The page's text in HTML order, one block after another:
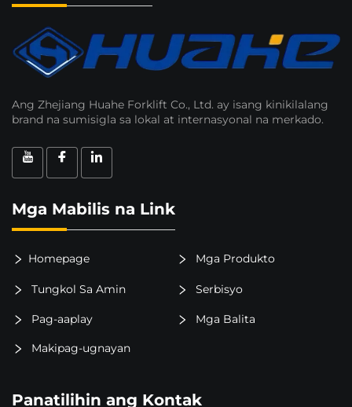
Ang Zhejiang Huahe Forklift Co., Ltd. ay isang kinikilalang
brand na sumisigla sa lokal at internasyonal na merkado.
Mga Mabilis na Link
Homepage Mga Produkto
Tungkol Sa Amin Serbisyo
Pag-aaplay Mga Balita
Makipag-ugnayan
Panatilihin ang Kontak